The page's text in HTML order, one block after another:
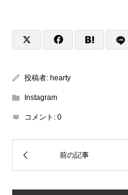
投稿者: hearty
Instagram
コメント: 0